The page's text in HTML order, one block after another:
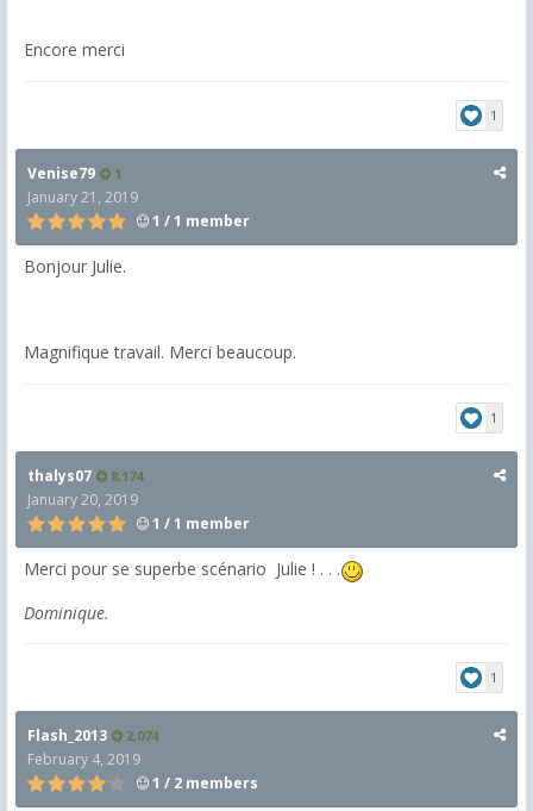
Encore merci
1
Venise79 1
January 21, 2019
1 / 1 member
Bonjour Julie.
Magnifique travail. Merci beaucoup.
1
thalys07 8,174
January 20, 2019
1 / 1 member
Merci pour se superbe scénario Julie ! . . .
Dominique.
1
Flash_2013 2,074
February 4, 2019
1 / 2 members